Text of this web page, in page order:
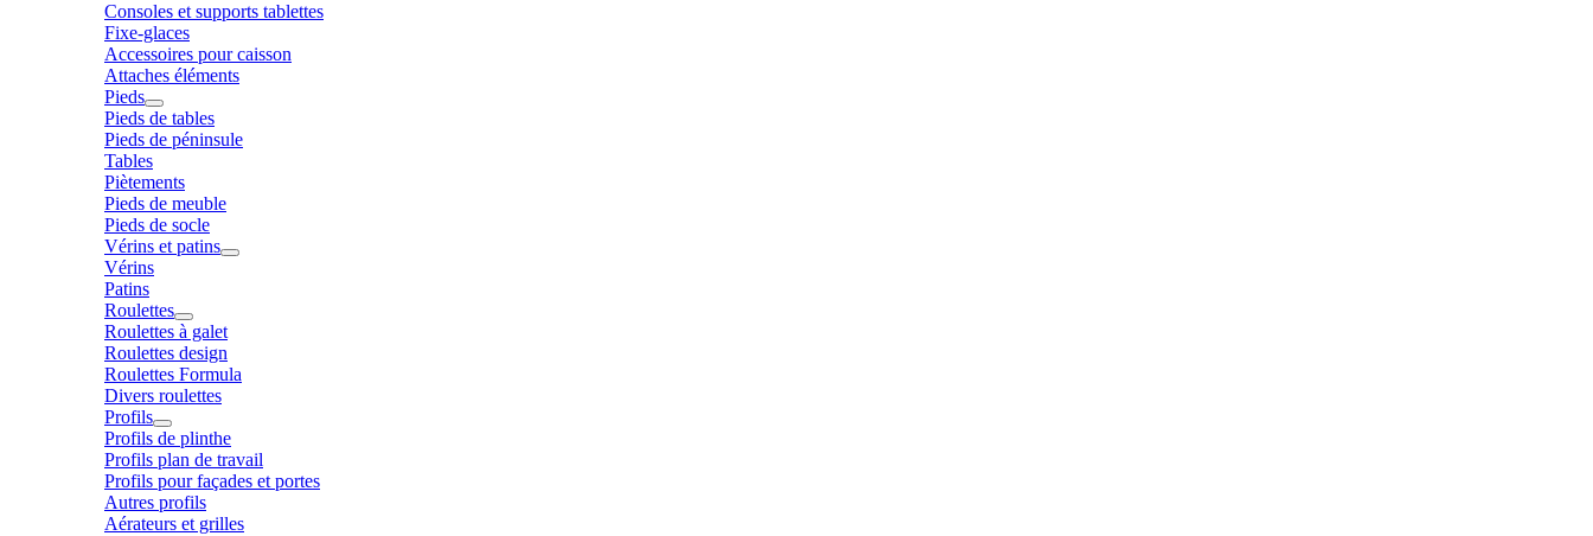
Consoles et supports tablettes
Fixe-glaces
Accessoires pour caisson
Attaches éléments
Pieds
Pieds de tables
Pieds de péninsule
Tables
Piètements
Pieds de meuble
Pieds de socle
Vérins et patins
Vérins
Patins
Roulettes
Roulettes à galet
Roulettes design
Roulettes Formula
Divers roulettes
Profils
Profils de plinthe
Profils plan de travail
Profils pour façades et portes
Autres profils
Aérateurs et grilles